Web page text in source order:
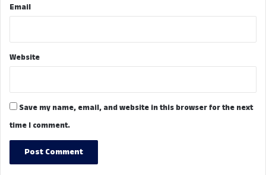
Email
Website
Save my name, email, and website in this browser for the next
time I comment.